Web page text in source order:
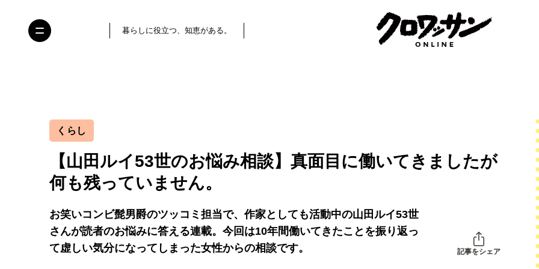
暮らしに役立つ、知恵がある。
くらし
【山田ルイ53世のお悩み相談】真面目に働いてきましたが
何も残っていません。
お笑いコンビ髭男爵のツッコミ担当で、作家としても活動中の山田ルイ53世
さんが読者のお悩みに答える連載。今回は10年間働いてきたことを振り返っ
て虚しい気分になってしまった女性からの相談です。
記事をシェア